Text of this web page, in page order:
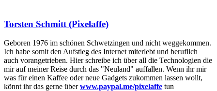
Torsten Schmitt (Pixelaffe)
Geboren 1976 im schönen Schwetzingen und nicht weggekommen.
Ich habe somit den Aufstieg des Internet miterlebt und beruflich
auch vorangetrieben. Hier schreibe ich über all die Technologien die
mir auf meiner Reise durch das "Neuland" auffallen. Wenn ihr mir
was für einen Kaffee oder neue Gadgets zukommen lassen wollt,
könnt ihr das gerne überwww.paypal.me/pixelaffe tun